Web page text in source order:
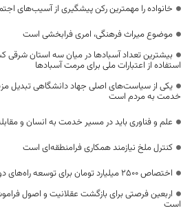
خانواده را مهمترین رکن پیشگیری از آسیب‌های
موضوع میراث فرهنگی، امری فرابخشی است
بیشترین تعداد آسبادها در میان سه استان شرقی
استفاده از اعتبارات ملی برای مرمت آسبادها
یکی از سیاست‌های اصلی جهاد دانشگاهی تبدیل
خدمت به مردم است
علم و فناوری باید در مسیر خدمت به انسان و
کنترل ملخ نیازمند همکاری فرامنطقه‌ای است
اختصاص 2500 میلیارد تومان برای توسعه راه‌های دوبانده خراسان جنوبی
اربعین فرصتی برای بازگشت عقلانیت و اصول
است